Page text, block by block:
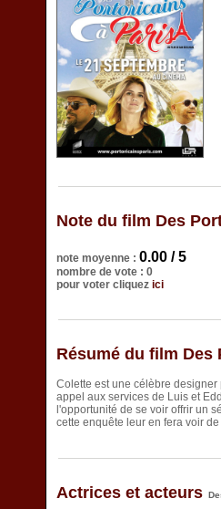
Note du film Des
note moyenne : 0.00 / 5
nombre de vote : 0
pour voter cliquez ici
Résumé du film Des
Colette est une célèbre
appel aux services de Luis et
l'opportunité de se voir offrir un
cette enquête leur en fera voir
Actrices et acteurs